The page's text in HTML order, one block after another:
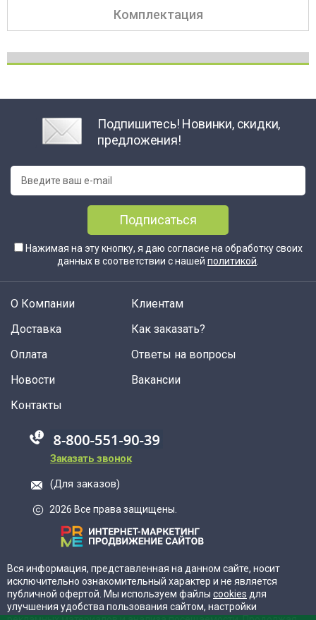
Комплектация
Подпишитесь! Новинки, скидки,
предложения!
Подписаться
Нажимая на эту кнопку, я даю согласие на обработку своих
данных в соответствии с нашей политикой
О Компании
Доставка
Оплата
Новости
Клиентам
Как заказать?
Ответы на вопросы
Вакансии
Контакты
88005555550
Заказать звонок
(Для заказов)
2026 Все права защищены.
Вся информация, представленная на данном сайте, носит
исключительно ознакомительный характер и не является
публичной офертой. Мы используем файлы cookies для
улучшения удобства пользования сайтом, настройки